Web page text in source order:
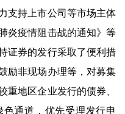
支持上市公司等市场主体
炎疫情阻击战的通知》等
证券的发行采取了便利措
励非现场办理等，对募集
重地区企业发行的债券、
通道，优先受理发行申